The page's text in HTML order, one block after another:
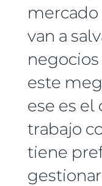
van a
este
ese es
trabajo
tiene